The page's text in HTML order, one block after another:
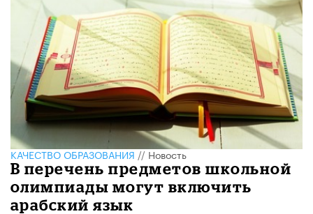
КАЧЕСТВО ОБРАЗОВАНИЯ//Новость
В перечень предметов школьной
олимпиады могут включить
арабский язык